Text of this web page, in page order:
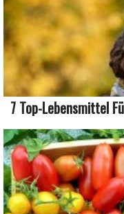
7 Top-Lebensmittel